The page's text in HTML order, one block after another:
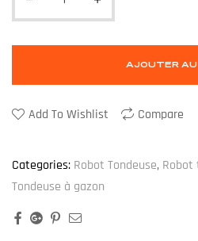
AJOUTER AU
Add To Wishlist Compare
Categories: Robot Tondeuse, Robot
Tondeuse à gazon
Facebook
Google+Pinterest